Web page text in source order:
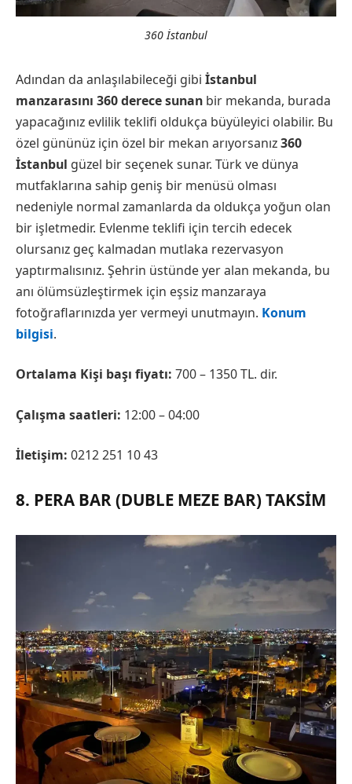
360 İstanbul
Adından da anlaşılabileceği gibi İstanbul
manzarasını 360 derece sunan bir mekanda, burada
yapacağınız evlilik teklifi oldukça büyüleyici olabilir. Bu
özel gününüz için özel bir mekan arıyorsanız360
İstanbul güzel bir seçenek sunar. Türk ve dünya
mutfaklarına sahip geniş bir menüsü olması
nedeniyle normal zamanlarda da oldukça yoğun olan
bir işletmedir. Evlenme teklifi için tercih edecek
olursanız geç kalmadan mutlaka rezervasyon
yaptırmalısınız. Şehrin üstünde yer alan mekanda, bu
anı ölümsüzleştirmek için eşsiz manzaraya
fotoğraflarınızda yer vermeyi unutmayın. Konum
bilgisi.
Ortalama Kişi başı fiyatı: 700 – 1350 TL. dir.
Çalışma saatleri: 12:00 – 04:00
İletişim: 0212 251 10 43
8. PERA BAR (DUBLE MEZE BAR) TAKSIM